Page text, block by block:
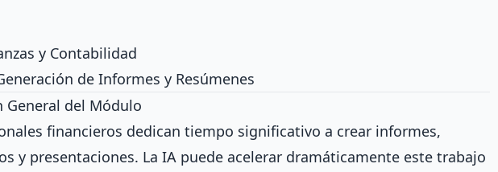
y Contabilidad
de Informes y Resúmenes
General del Módulo
financieros dedican tiempo significativo a crear informes,
y presentaciones. La IA puede acelerar dramáticamente este trabajo